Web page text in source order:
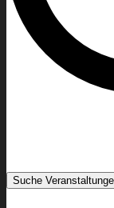
Suche